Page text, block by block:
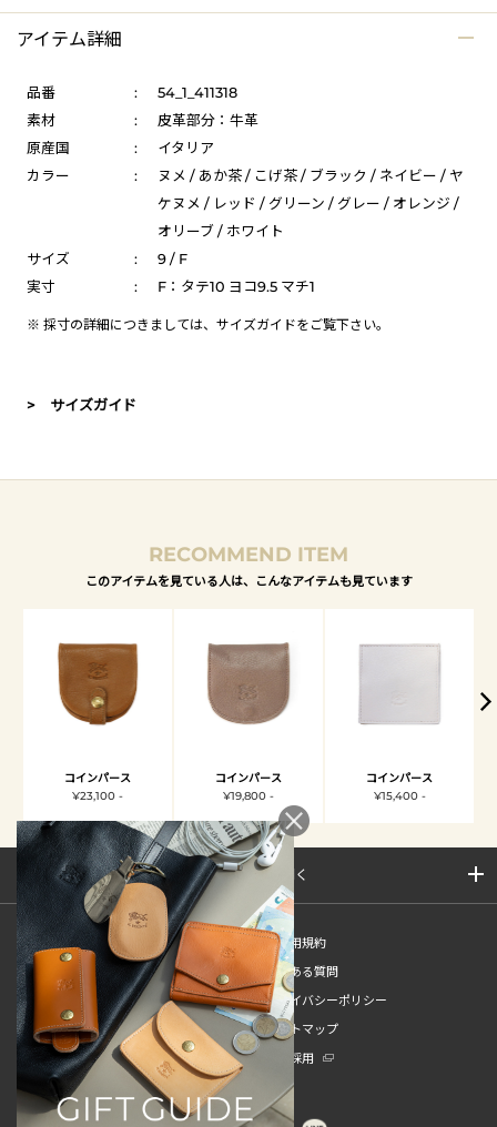
アイテム詳細
品番 :
54_1_411318
素材
:
皮革部分：牛革
原産国
:
イタリア
カラー
:
ヌメ / あか茶 / こげ茶 / ブラック / ネイビー / ヤ
ケヌメ / レッド / グリーン / グレー / オレンジ /
オリーブ / ホワイト
サイズ
:
9 / F
実寸
: F：タテ10 ヨコ9.5 マチ1
※ 採寸の詳細につきましては、 サイズガイドをご覧下さい。
> サイズガイド
RECOMMEND ITEM
このアイテムを見ている人は、こんなアイテムも見ています
コインパース
¥23,100 -
コインパース
¥19,800 -
コインパース
¥15,400 -
サイトマップを開く
新規会員登録
ご利用規約
ご利用ガイド
よくある質問
特定商取引法
プライバシーポリシー
お問い合わせ
サイトマップ
販売スタッフ中途採用
新卒採用